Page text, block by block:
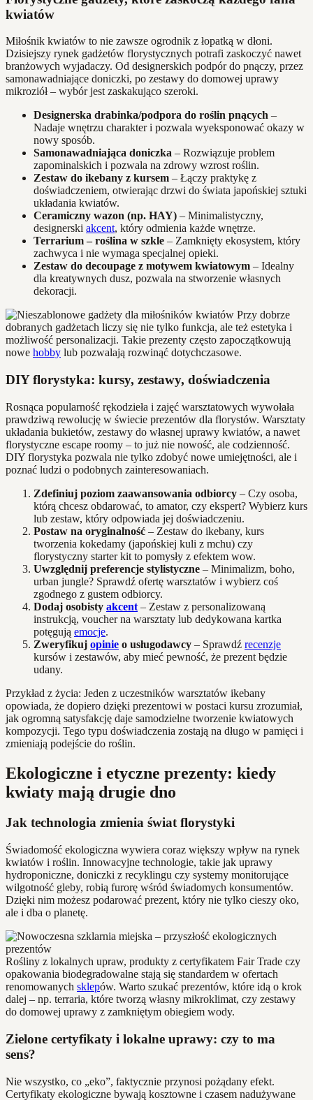
kwiatów
Miłośnik kwiatów to nie zawsze ogrodnik z łopatką w dłoni.
Dzisiejszy rynek gadżetów florystycznych potrafi zaskoczyć nawet
branżowych wyjadaczy. Od designerskich podpór do pnączy, przez
samonawadniające doniczki, po zestawy do domowej uprawy
mikroziół – wybór jest zaskakująco szeroki.
Designerska drabinka/podpora do roślin pnących –
Nadaje wnętrzu charakter i pozwala wyeksponować okazy w
nowy sposób.
Samonawadniająca doniczka – Rozwiązuje problem
zapominalskich i pozwala na zdrowy wzrost roślin.
Zestaw do ikebany z kursem – Łączy praktykę z
doświadczeniem, otwierając drzwi do świata japońskiej sztuki
układania kwiatów.
Ceramiczny wazon (np. HAY) – Minimalistyczny,
designerski akcent, który odmienia każde wnętrze.
Terrarium – roślina w szkle – Zamknięty ekosystem, który
zachwyca i nie wymaga specjalnej opieki.
Zestaw do decoupage z motywem kwiatowym – Idealny
dla kreatywnych dusz, pozwala na stworzenie własnych
dekoracji.
Przy dobrze
dobranych gadżetach liczy się nie tylko funkcja, ale też estetyka i
możliwość personalizacji. Takie prezenty często zapoczątkowują
nowe hobby lub pozwalają rozwinąć dotychczasowe.
DIY florystyka: kursy, zestawy, doświadczenia
Rosnąca popularność rękodzieła i zajęć warsztatowych wywołała
prawdziwą rewolucję w świecie prezentów dla florystów. Warsztaty
układania bukietów, zestawy do własnej uprawy kwiatów, a nawet
florystyczne escape roomy – to już nie nowość, ale codzienność.
DIY florystyka pozwala nie tylko zdobyć nowe umiejętności, ale i
poznać ludzi o podobnych zainteresowaniach.
Zdefiniuj poziom zaawansowania odbiorcy – Czy osoba,
którą chcesz obdarować, to amator, czy ekspert? Wybierz kurs
lub zestaw, który odpowiada jej doświadczeniu.
Postaw na oryginalność – Zestaw do ikebany, kurs
tworzenia kokedamy (japońskiej kuli z mchu) czy
florystyczny starter kit to pomysły z efektem wow.
Uwzględnij preferencje stylistyczne – Minimalizm, boho,
urban jungle? Sprawdź ofertę warsztatów i wybierz coś
zgodnego z gustem odbiorcy.
Dodaj osobisty akcent – Zestaw z personalizowaną
instrukcją, voucher na warsztaty lub dedykowana kartka
potęgują emocje.
Zweryfikuj opinie o usługodawcy – Sprawdź recenzje
kursów i zestawów, aby mieć pewność, że prezent będzie
udany.
Przykład z życia: Jeden z uczestników warsztatów ikebany
opowiada, że dopiero dzięki prezentowi w postaci kursu zrozumiał,
jak ogromną satysfakcję daje samodzielne tworzenie kwiatowych
kompozycji. Tego typu doświadczenia zostają na długo w pamięci i
zmieniają podejście do roślin.
Ekologiczne i etyczne prezenty: kiedy
kwiaty mają drugie dno
Jak technologia zmienia świat florystyki
Świadomość ekologiczna wywiera coraz większy wpływ na rynek
kwiatów i roślin. Innowacyjne technologie, takie jak uprawy
hydroponiczne, doniczki z recyklingu czy systemy monitorujące
wilgotność gleby, robią furorę wśród świadomych konsumentów.
Dzięki nim możesz podarować prezent, który nie tylko cieszy oko,
ale i dba o planetę.
Rośliny z lokalnych upraw, produkty z certyfikatem Fair Trade czy
opakowania biodegradowalne stają się standardem w ofertach
renomowanych sklepów. Warto szukać prezentów, które idą o krok
dalej – np. terraria, które tworzą własny mikroklimat, czy zestawy
do domowej uprawy z zamkniętym obiegiem wody.
Zielone certyfikaty i lokalne uprawy: czy to ma
sens?
Nie wszystko, co „eko”, faktycznie przynosi pożądany efekt.
Certyfikaty ekologiczne bywają kosztowne i czasem nadużywane